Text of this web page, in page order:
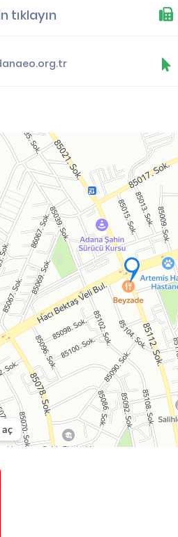
tıklayın